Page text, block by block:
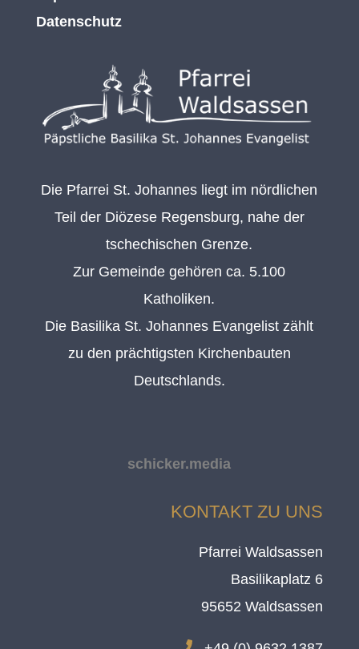
Datenschutz
Die Pfarrei St. Johannes liegt im nördlichen
Teil der Diözese Regensburg, nahe der
tschechischen Grenze.
Zur Gemeinde gehören ca. 5.100
Katholiken.
Die Basilika St. Johannes Evangelist zählt
zu den prächtigsten Kirchenbauten
Deutschlands.
schicker.media
KONTAKT ZU UNS
Pfarrei Waldsassen
Basilikaplatz 6
95652 Waldsassen